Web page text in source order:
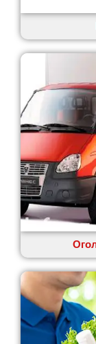
Вовчинець
Вознесенськ
Яготин
Южне
Запоріжжя
Зарічани
Зазим’я
Здолбунів
Жовті Води
Житомир
Зміїв
Звенигородка
Звягель